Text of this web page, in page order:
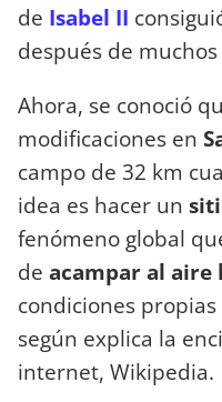
de Isabel II
después de
Ahora, se conoció
modificaciones en
campo de 32 km
idea es hacer un
fenómeno global
de acampar al aire
condiciones propias
según explica la
internet, Wikipedia.